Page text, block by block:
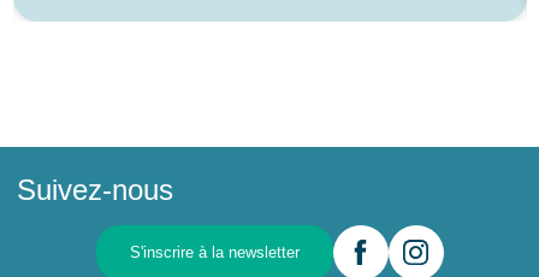
Suivez-nous
S'inscrire à la newsletter